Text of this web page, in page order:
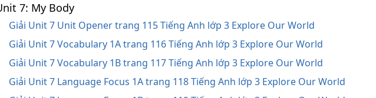
7: My Body
Giải Unit 7 Unit Opener trang 115 Tiếng Anh lớp 3 Explore Our World
Giải Unit 7 Vocabulary 1A trang 116 Tiếng Anh lớp 3 Explore Our World
Giải Unit 7 Vocabulary 1B trang 117 Tiếng Anh lớp 3 Explore Our World
Giải Unit 7 Language Focus 1A trang 118 Tiếng Anh lớp 3 Explore Our World